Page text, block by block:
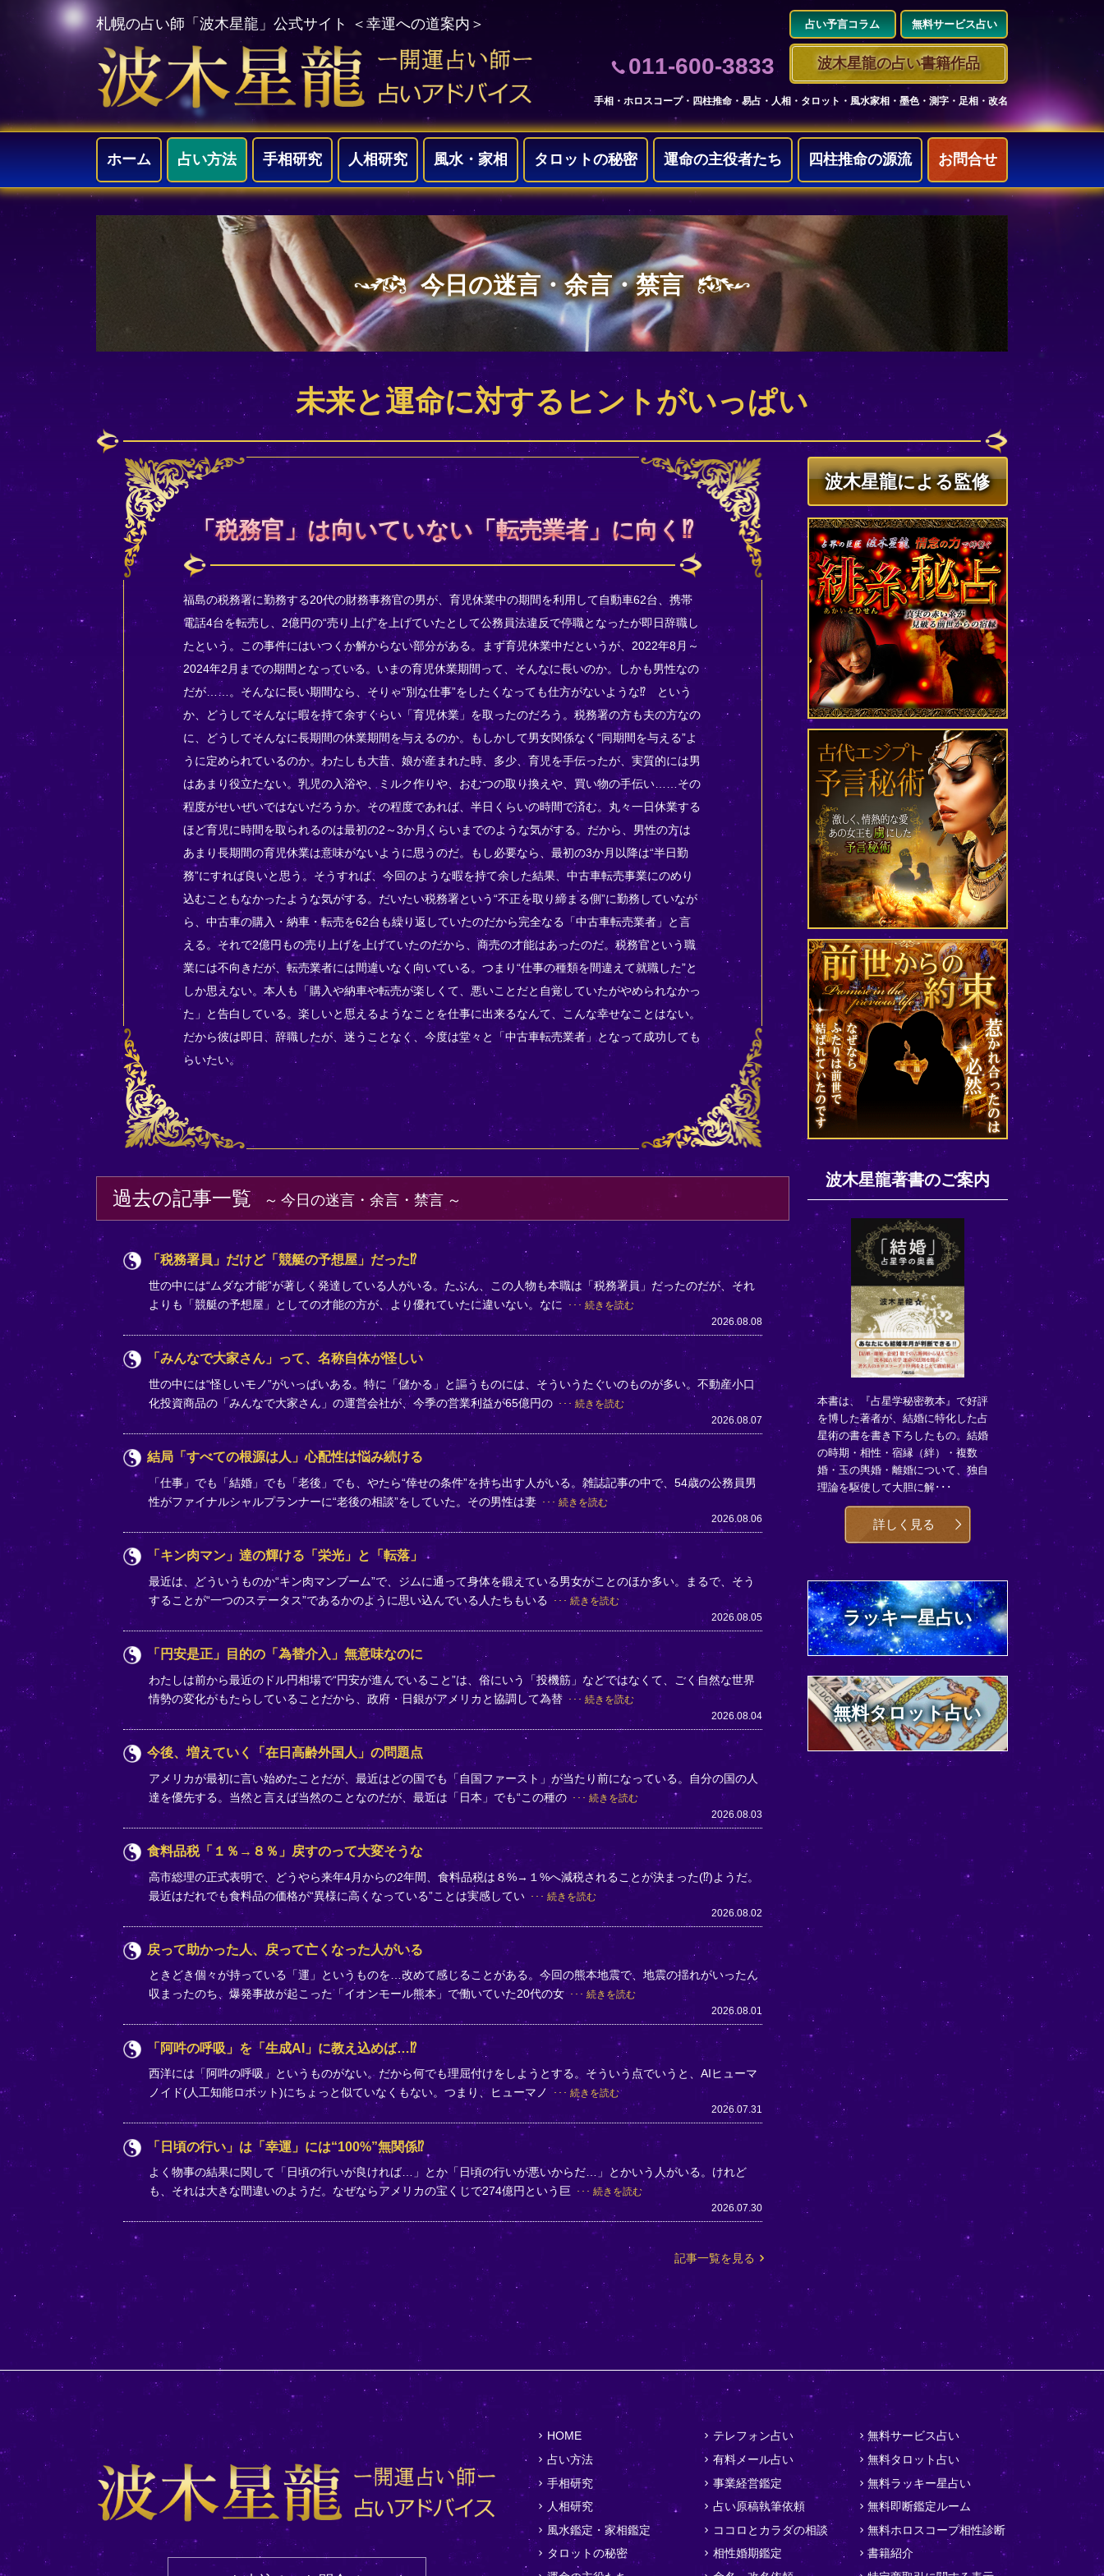
札幌の占い師「波木星龍」公式サイト ＜幸運への道案内＞
011-600-3833
占い予言コラム 無料サービス占い
波木星龍の占い書籍作品
手相・ホロスコープ・四柱推命・易占・人相・タロット・風水家相・墨色・測字・足相・改名
ホーム 占い方法 手相研究 人相研究 風水・家相 タロットの秘密 運命の主役者たち 四柱推命の源流 お問合せ
今日の迷言・余言・禁言
未来と運命に対するヒントがいっぱい
「税務官」は向いていない「転売業者」に向く⁉
福島の税務署に勤務する20代の財務事務官の男が、育児休業中の期間を利用して自動車62台、携帯
電話4台を転売し、2億円の“売り上げ”を上げていたとして公務員法違反で停職となったが即日辞職し
たという。この事件にはいつくか解からない部分がある。まず育児休業中だというが、2022年8月～
2024年2月までの期間となっている。いまの育児休業期間って、そんなに長いのか。しかも男性なの
だが……。そんなに長い期間なら、そりゃ“別な仕事”をしたくなっても仕方がないような⁉ という
か、どうしてそんなに暇を持て余すくらい「育児休業」を取ったのだろう。税務署の方も夫の方なの
に、どうしてそんなに長期間の休業期間を与えるのか。もしかして男女関係なく“同期間を与える”よ
うに定められているのか。わたしも大昔、娘が産まれた時、多少、育児を手伝ったが、実質的には男
はあまり役立たない。乳児の入浴や、ミルク作りや、おむつの取り換えや、買い物の手伝い……その
程度がせいぜいではないだろうか。その程度であれば、半日くらいの時間で済む。丸々一日休業する
ほど育児に時間を取られるのは最初の2～3か月くらいまでのような気がする。だから、男性の方は
あまり長期間の育児休業は意味がないように思うのだ。もし必要なら、最初の3か月以降は“半日勤
務”にすれば良いと思う。そうすれば、今回のような暇を持て余した結果、中古車転売事業にのめり
込むこともなかったような気がする。だいたい税務署という“不正を取り締まる側”に勤務していなが
ら、中古車の購入・納車・転売を62台も繰り返していたのだから完全なる「中古車転売業者」と言
える。それで2億円もの売り上げを上げていたのだから、商売の才能はあったのだ。税務官という職
業には不向きだが、転売業者には間違いなく向いている。つまり“仕事の種類を間違えて就職した”と
しか思えない。本人も「購入や納車や転売が楽しくて、悪いことだと自覚していたがやめられなかっ
た」と告白している。楽しいと思えるようなことを仕事に出来るなんて、こんな幸せなことはない。
だから彼は即日、辞職したが、迷うことなく、今度は堂々と「中古車転売業者」となって成功しても
らいたい。
過去の記事一覧 今日の迷言・余言・禁言
「税務署員」だけど「競艇の予想屋」だった⁉
世の中には“ムダな才能”が著しく発達している人がいる。たぶん、この人物も本職は「税務署員」だったのだが、それ
よりも「競艇の予想屋」としての才能の方が、より優れていたに違いない。なに
続きを読む
2026.08.08
「みんなで大家さん」って、名称自体が怪しい
世の中には“怪しいモノ”がいっぱいある。特に「儲かる」と謳うものには、そういうたぐいのものが多い。不動産小口
化投資商品の「みんなで大家さん」の運営会社が、今季の営業利益が65億円の
続きを読む
2026.08.07
結局「すべての根源は人」心配性は悩み続ける
「仕事」でも「結婚」でも「老後」でも、やたら“倖せの条件”を持ち出す人がいる。雑誌記事の中で、54歳の公務員男
性がファイナルシャルプランナーに“老後の相談”をしていた。その男性は妻
続きを読む
2026.08.06
「キン肉マン」達の輝ける「栄光」と「転落」
最近は、どういうものか“キン肉マンブーム”で、ジムに通って身体を鍛えている男女がことのほか多い。まるで、そう
することが“一つのステータス”であるかのように思い込んでいる人たちもいる
続きを読む
2026.08.05
「円安是正」目的の「為替介入」無意味なのに
わたしは前から最近のドル円相場で“円安が進んでいること”は、俗にいう「投機筋」などではなくて、ごく自然な世界
情勢の変化がもたらしていることだから、政府・日銀がアメリカと協調して為替
続きを読む
2026.08.04
今後、増えていく「在日高齢外国人」の問題点
アメリカが最初に言い始めたことだが、最近はどの国でも「自国ファースト」が当たり前になっている。自分の国の人
達を優先する。当然と言えば当然のことなのだが、最近は「日本」でも“この種の
続きを読む
2026.08.03
食料品税「１％→８％」戻すのって大変そうな
高市総理の正式表明で、どうやら来年4月からの2年間、食料品税は８%→１%へ減税されることが決まった(⁉)ようだ。
最近はだれでも食料品の価格が“異様に高くなっている”ことは実感してい
続きを読む
2026.08.02
戻って助かった人、戻って亡くなった人がいる
ときどき個々が持っている「運」というものを…改めて感じることがある。今回の熊本地震で、地震の揺れがいったん
収まったのち、爆発事故が起こった「イオンモール熊本」で働いていた20代の女
続きを読む
2026.08.01
「阿吽の呼吸」を「生成AI」に教え込めば…⁉
西洋には「阿吽の呼吸」というものがない。だから何でも理屈付けをしようとする。そういう点でいうと、AIヒューマ
ノイド(人工知能ロボット)にちょっと似ていなくもない。つまり、ヒューマノ
続きを読む
2026.07.31
「日頃の行い」は「幸運」には“100%”無関係⁉
よく物事の結果に関して「日頃の行いが良ければ…」とか「日頃の行いが悪いからだ…」とかいう人がいる。けれど
も、それは大きな間違いのようだ。なぜならアメリカの宝くじで274億円という巨
続きを読む
2026.07.30
記事一覧を見る
波木星龍による監修
波木星龍著書のご案内
本書は、『占星学秘密教本』で好評
を博した著者が、結婚に特化した占
星術の書を書き下ろしたもの。結婚
の時期・相性・宿縁（絆）・複数
婚・玉の輿婚・離婚について、独自
理論を駆使して大胆に解･･･
詳しく見る
ラッキー星占い
無料タロット占い
HOME
占い方法
手相研究
人相研究
風水鑑定・家相鑑定
タロットの秘密
テレフォン占い
有料メール占い
事業経営鑑定
占い原稿執筆依頼
ココロとカラダの相談
相性婚期鑑定
無料サービス占い
無料タロット占い
無料ラッキー星占い
無料即断鑑定ルーム
無料ホロスコープ相性診断
書籍紹介